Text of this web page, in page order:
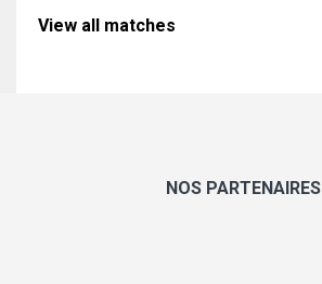
View all matches
NOS PARTENAIRES